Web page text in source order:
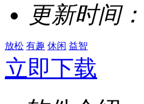
更新时间：
放松 有趣 休闲 益智
立即下载